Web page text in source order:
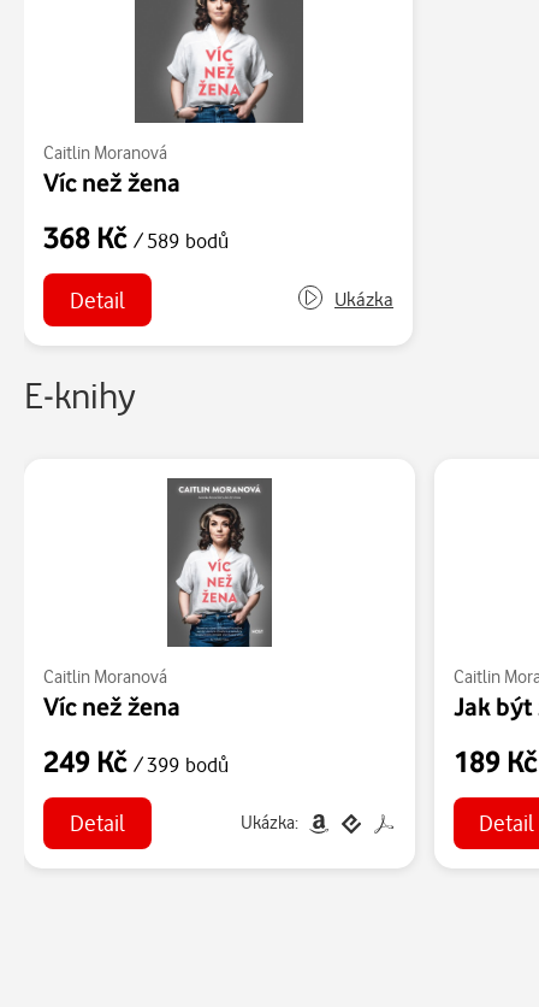
Caitlin Moranová
Víc než žena
368 Kč / 589 bodů
Detail Ukázka
E-knihy
Caitlin Moranová
Víc než žena
249 Kč / 399 bodů
Detail Ukázka:
Caitlin
Jak být
189
Detail